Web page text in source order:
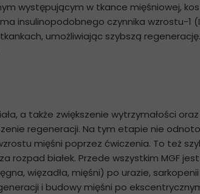
występującym w tkance mięśniowej,
czynnika wzrostu-1
umożliwiając szybszą
a także zwiększenie wytrzymałości
regeneracji. Na tym etapie nie
mięśni poprzez ćwiczenia. To też
rozpad białek. Przede wszystkim MGF
więzadła, mięśni) po urazie,
i budowy mięśni po